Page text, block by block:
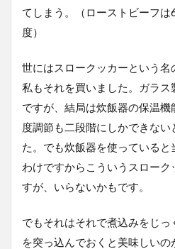
てしまう。（ローストビーフ
度）
世にはスロークッカーという名
私もそれを買いました。ガラ
ですが、結局は炊飯器の保温
度調節も二段階にしかできない
た。でも炊飯器を使っている
わけですからこういうスロー
すが、いらないかもです。
でもそれはそれで煮込みをじ
を突っ込んでおくと美味しい